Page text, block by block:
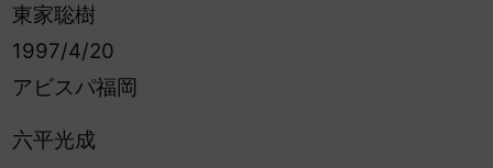
東家聡樹
1997/4/20
アビスパ福岡
六平光成